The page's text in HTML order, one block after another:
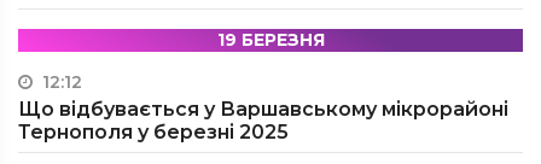
19 БЕРЕЗНЯ
12:12
Що відбувається у Варшавському мікрорайоні
Тернополя у березні 2025